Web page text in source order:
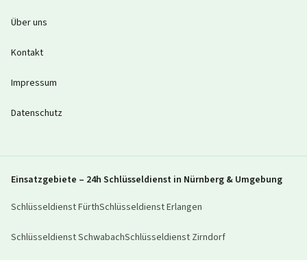
Über uns
Kontakt
Impressum
Datenschutz
Einsatzgebiete – 24h Schlüsseldienst in Nürnberg & Umgebung
SchlüsseldienstFürthSchlüsseldienstErlangen
SchlüsseldienstSchwabachSchlüsseldienst Zirndorf